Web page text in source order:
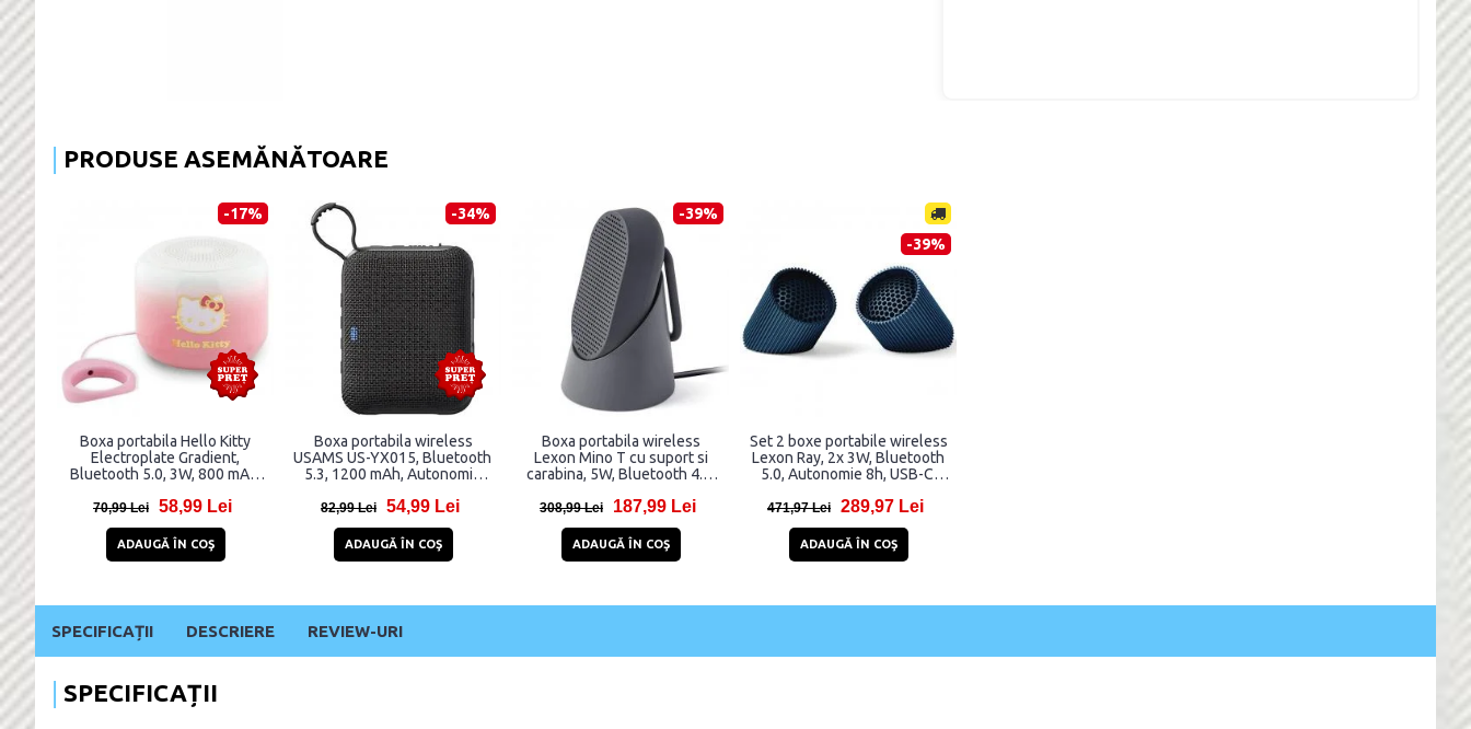
PRODUSE ASEMĂNĂTOARE
-17%
Boxa portabila Hello Kitty
Electroplate Gradient,
Bluetooth 5.0, 3W, 800 mAh,
70,99 Lei 58,99 Lei
ADAUGĂ ÎN COŞ
-34%
Boxa portabila wireless
USAMS US-YX015, Bluetooth
5.3, 1200 mAh, Autonomie
82,99 Lei 54,99 Lei
ADAUGĂ ÎN COŞ
-39%
Boxa portabila wireless
Lexon Mino T cu suport si
carabina, 5W, Bluetooth 4.2,
C, IPX4, Gri
308,99 Lei 187,99 Lei
ADAUGĂ ÎN COŞ
-39%
Set 2 boxe portabile wireless
Lexon Ray, 2x 3W, Bluetooth
5.0, Autonomie 8h, USB-C,
471,97 Lei 289,97 Lei
ADAUGĂ ÎN COŞ
SPECIFICAȚII DESCRIERE REVIEW-URI
SPECIFICAȚII